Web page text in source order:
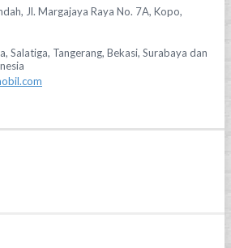
Jl. Margajaya Raya No. 7A, Kopo,
Salatiga, Tangerang, Bekasi, Surabaya dan